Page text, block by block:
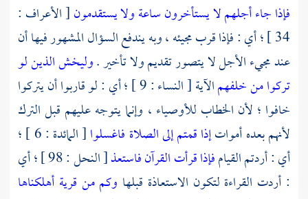
فإذا جاء أجلهم لا يستأخرون ساعة ولا يستقدمون[ الأعراف :
34 ] ؛ أي : فإذا قرب مجيئه ، وبه يندفع السؤال المشهور فيها أن
عند مجيء الأجل لا يتصور تقديم ولا تأخير .وليخش الذين لو
تركوا من خلفهم
الآية [ النساء : 9 ] ؛ أي : لو قاربوا أن يتركوا
خافوا ؛ لأن الخطاب للأوصياء ، وإنما يتوجه عليهم قبل الترك
لأنهم بعده أمواتإذا قمتم إلى الصلاة فاغسلوا
[ المائدة : 6 ] ؛
أي : أردتم القيامفإذا قرأت القرآن فاستعذ
[ النحل : 98 ] ؛ أي
: أردت القراءة لتكون الاستعاذة قبلها وكم من قرية أهلكناها